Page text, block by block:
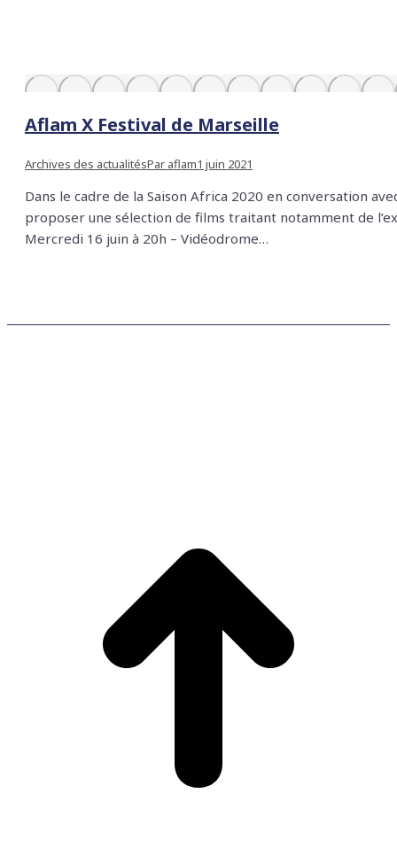
Aflam X Festival de Marseille
Archives des actualitésPar aflam1 juin 2021
Dans le cadre de la Saison Africa 2020 en conversation
proposer une sélection de films traitant notamment de
Mercredi 16 juin à 20h – Vidéodrome…